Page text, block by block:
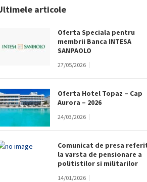
articole
Oferta Speciala pentru
membrii Banca INTESA
SANPAOLO
27/05/2026
Oferta Hotel Topaz – Cap
Aurora – 2026
24/03/2026
Comunicat de presa
la varsta de pensionare a
politistilor si militarilor
14/01/2026